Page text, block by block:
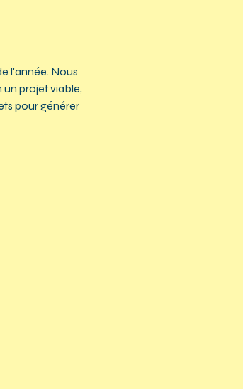
l'année. Nous
projet viable,
pour générer